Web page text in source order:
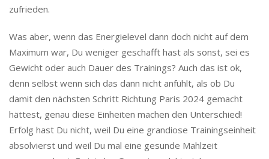
zufrieden.
Was aber, wenn das Energielevel dann doch nicht auf dem
Maximum war, Du weniger geschafft hast als sonst, sei es
Gewicht oder auch Dauer des Trainings? Auch das ist ok,
denn selbst wenn sich das dann nicht anfühlt, als ob Du
damit den nächsten Schritt Richtung Paris 2024 gemacht
hättest, genau diese Einheiten machen den Unterschied!
Erfolg hast Du nicht, weil Du eine grandiose Trainingseinheit
absolvierst und weil Du mal eine gesunde Mahlzeit